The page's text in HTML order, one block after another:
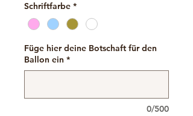
Schriftfarbe *
Füge hier deine Botschaft für den
Ballon ein *
0/500